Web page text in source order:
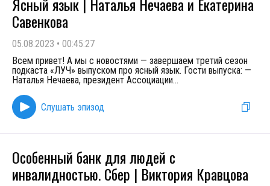
Савенкова
05.08.2023 • 00:45:27
Всем привет! А мы с новостями — завершаем третий сезон
подкаста «ЛУЧ» выпуском про ясный язык. Гости выпуска: —
Наталья Нечаева, президент Ассоциации...
Слушать эпизод
Особенный банк для людей с
инвалидностью. Сбер | Виктория Кравцова